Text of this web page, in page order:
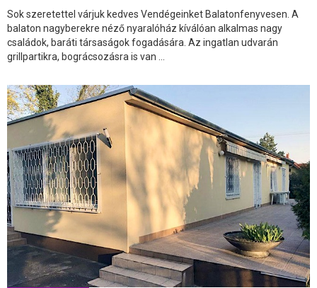
Sok szeretettel várjuk kedves Vendégeinket Balatonfenyvesen. A
balaton nagyberekre néző nyaralóház kíválóan alkalmas nagy
családok, baráti társaságok fogadására. Az ingatlan udvarán
grillpartikra, bográcsozásra is van ...